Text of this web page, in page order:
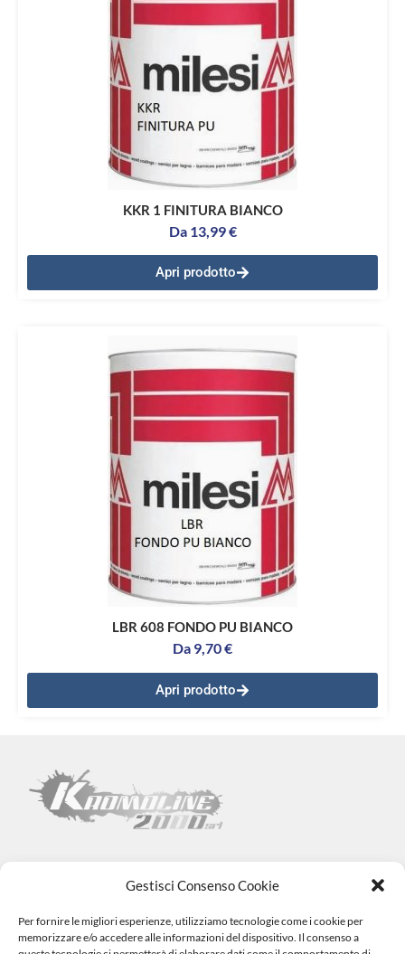
Gestisci Consenso Cookie
Per fornire le migliori esperienze, utilizziamo tecnologie come i cookie per
memorizzare e/o accedere alle informazioni del dispositivo. Il consenso a
KKR 1 FINITURA BIANCO
Da 13,99€
Apri prodotto
LBR 608 FONDO PU BIANCO
Da 9,70€
Apri prodotto
Kromoline 2000 SRL
Via L. Tabellione, 1 (47891) Falciano – SAN MARINO –COE